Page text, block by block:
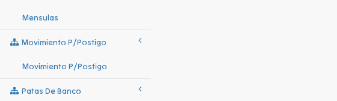
Mensulas
Movimiento P/postigo
Movimiento P/postigo
Patas De Banco